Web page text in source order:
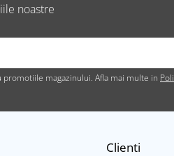
noastre
magazinului. Afla mai multe in
Clienti